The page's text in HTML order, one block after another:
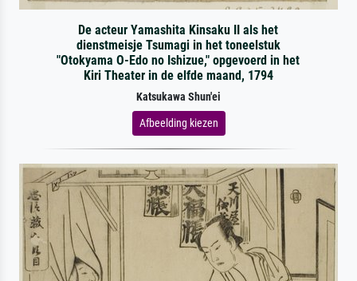
De acteur Yamashita Kinsaku II als het
dienstmeisje Tsumagi in het toneelstuk
"Otokyama O-Edo no Ishizue," opgevoerd in het
Kiri Theater in de elfde maand, 1794
Katsukawa Shun'ei
Afbeelding kiezen